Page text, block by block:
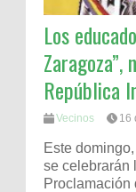
Los
Zaragoza”,
República
Vecinos 16
Este
se celebrarán
Proclamación